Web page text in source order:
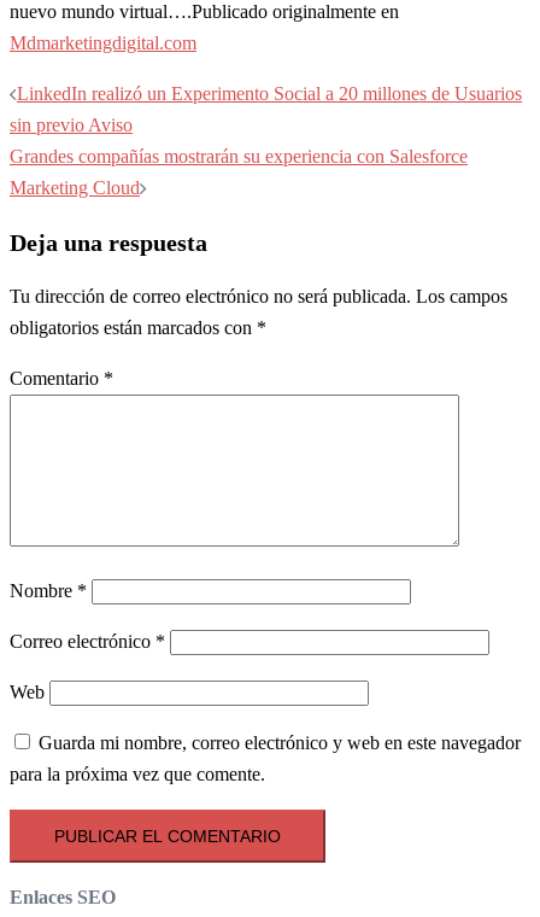
nuevo mundo virtual….Publicado originalmente en
Mdmarketingdigital.com
Navegación
de
entradas
LinkedIn realizó un Experimento Social a 20 millones de Usuarios
sin previo Aviso
Grandes compañías mostrarán su experiencia con Salesforce
Marketing Cloud
Deja una respuesta
Tu dirección de correo electrónico no será publicada. Los campos
obligatorios están marcados con *
Comentario *
Nombre *
Correo electrónico *
Web
Guarda mi nombre, correo electrónico y web en este navegador
para la próxima vez que comente.
Enlaces SEO